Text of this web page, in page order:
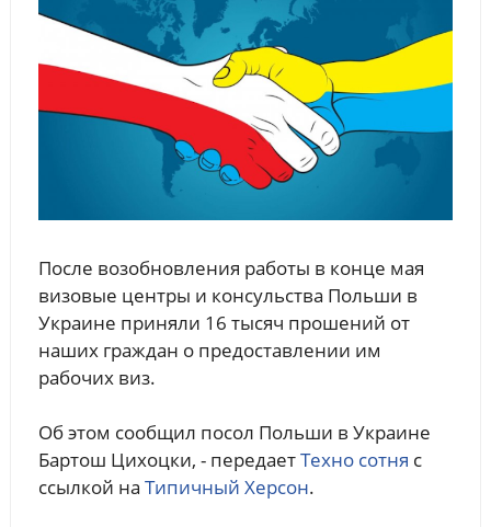
После возобновления работы в конце мая
визовые центры и консульства Польши в
Украине приняли 16 тысяч прошений от
наших граждан о предоставлении им
рабочих виз.
Об этом сообщил посол Польши в Украине
Бартош Цихоцки, - передаетТехно сотня с
ссылкой на Типичный Херсон.